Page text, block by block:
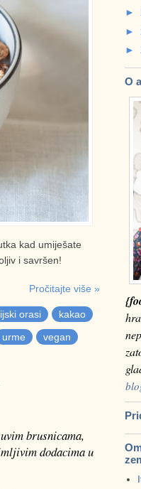
kad umiješate
i savršen!
Pročitajte više »
orasi
kakao
urme vegan
brusnicama,
dodacima u
►
►
►
O